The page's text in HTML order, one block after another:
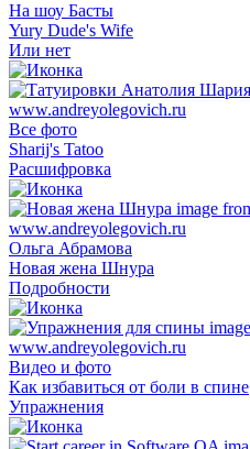
На шоу Басты
Yury Dude's Wife
Или нет
Все фото
Sharij's Tatoo
Расшифровка
Ольга Абрамова
Новая жена Шнура
Подробности
Видео и фото
Как избавиться от боли в спине
Упражнения